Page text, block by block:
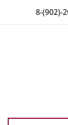
8-(902)-